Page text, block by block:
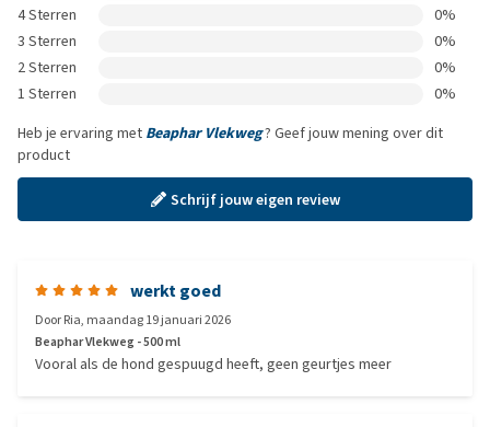
4 Sterren
0%
3 Sterren
0%
2 Sterren
0%
1 Sterren
0%
Heb je ervaring met Beaphar Vlekweg? Geef jouw mening over dit
product
Schrijf jouw eigen review
werkt goed
DoorRia, maandag 19 januari 2026
Beaphar Vlekweg - 500 ml
Vooral als de hond gespuugd heeft, geen geurtjes meer